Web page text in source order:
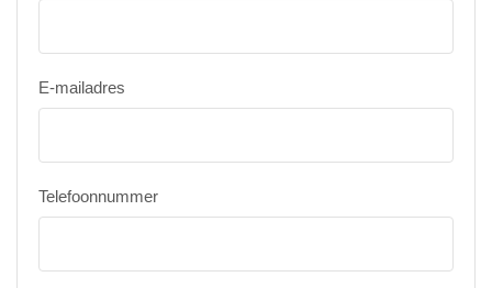
E-mailadres
Telefoonnummer